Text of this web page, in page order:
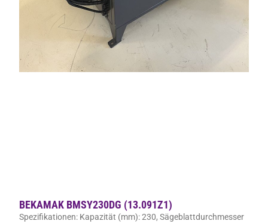
BEKAMAK BMSY230DG (13.091Z1)
Spezifikationen: Kapazität (mm): 230, Sägeblattdurchmesser